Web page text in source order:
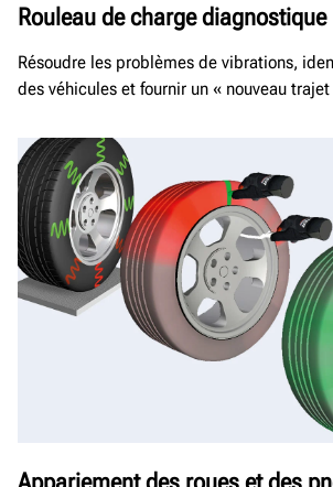
Rouleau de charge diagnostique
Résoudre les problèmes de vibrations,
des véhicules et fournir un « nouveau